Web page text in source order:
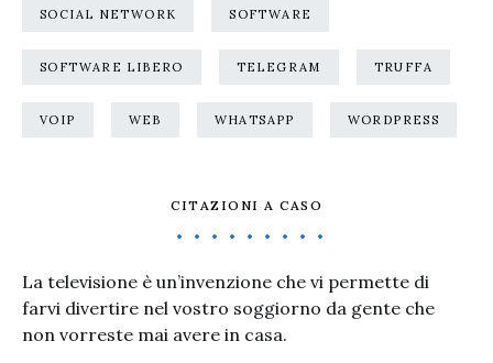
SOCIAL NETWORK SOFTWARE
SOFTWARE LIBERO TELEGRAM TRUFFA
VOIP WEB WHATSAPP WORDPRESS
CITAZIONI A CASO
La televisione è un’invenzione che vi permette di
farvi divertire nel vostro soggiorno da gente che
non vorreste mai avere in casa.